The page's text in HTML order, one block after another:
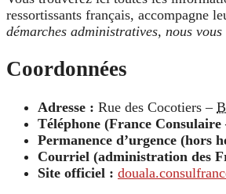
ressortissants français, accompagne
démarches administratives, nous
Coordonnées
Adresse : Rue des Cocotiers –
Téléphone (France Consulaire
Permanence d’urgence (hors
Courriel (administration des
Site officiel :